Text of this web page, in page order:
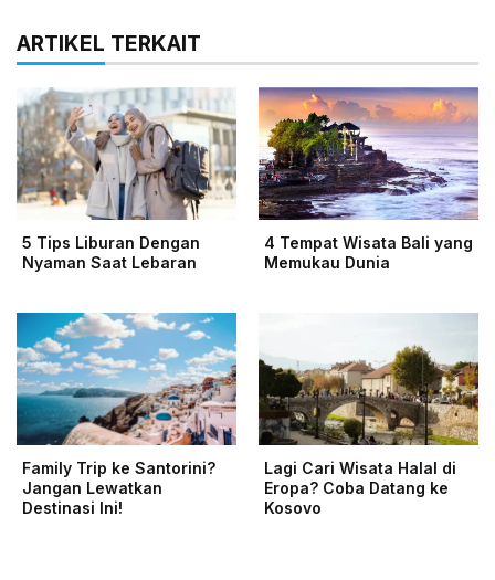
ARTIKEL TERKAIT
5 Tips Liburan Dengan
Nyaman Saat Lebaran
4 Tempat Wisata Bali yang
Memukau Dunia
Family Trip ke Santorini?
Jangan Lewatkan
Destinasi Ini!
Lagi Cari Wisata Halal di
Eropa? Coba Datang ke
Kosovo